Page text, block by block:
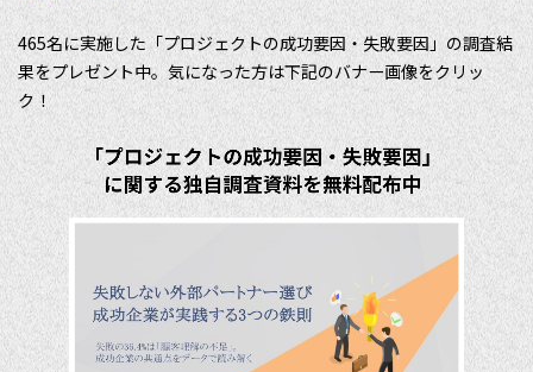
465名に実施した「プロジェクトの成功要因・失敗要因」の調査結
果をプレゼント中。気になった方は下記のバナー画像をクリッ
ク！